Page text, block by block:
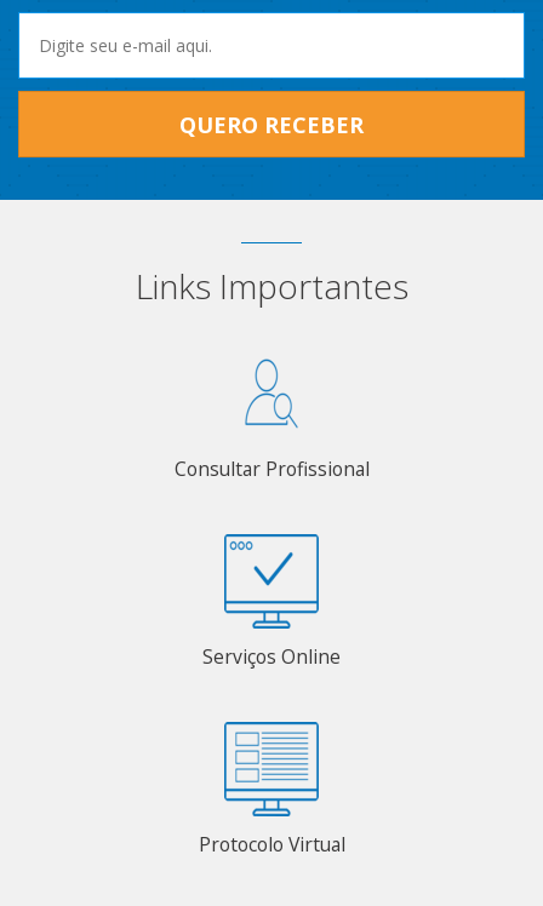
QUERO RECEBER
Links Importantes
Consultar Profissional
Serviços Online
Protocolo Virtual